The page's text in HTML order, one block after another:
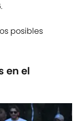
posibles
en el